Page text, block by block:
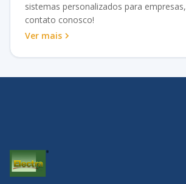
sistemas personalizados para
contato conosco!
Ver mais